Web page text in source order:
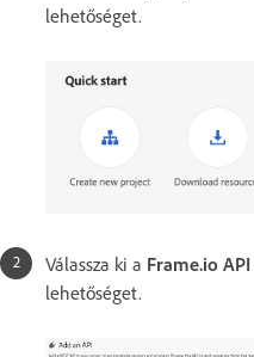
lehetőséget.
Válassza ki a Frame.io API
lehetőséget.